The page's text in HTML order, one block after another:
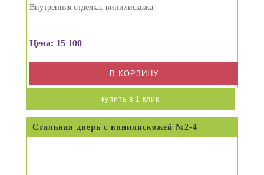
Внутренняя отделка: винилискожа
Цена: 15 100
В КОРЗИНУ
купить в 1 клик
Стальная дверь с винилискожей №2-4